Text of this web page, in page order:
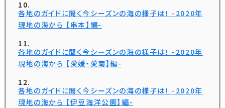
各地のガイドに聞く今シーズンの海の様子は！ -2020年
現地の海から 【串本】編-
各地のガイドに聞く今シーズンの海の様子は！ -2020年
現地の海から 【愛媛・愛南】編-
各地のガイドに聞く今シーズンの海の様子は！ -2020年
現地の海から 【伊豆海洋公園】編-